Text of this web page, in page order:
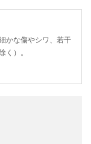
かな傷やシワ、若干
く）。